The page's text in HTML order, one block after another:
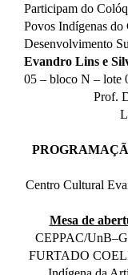
Participam do
Povos Indígenas
Desenvolvimento
Evandro Lins e
05 – bloco N – lote
Prof.
Centro Cultural
Mesa de
CEPPAC/UnB–
FURTADO